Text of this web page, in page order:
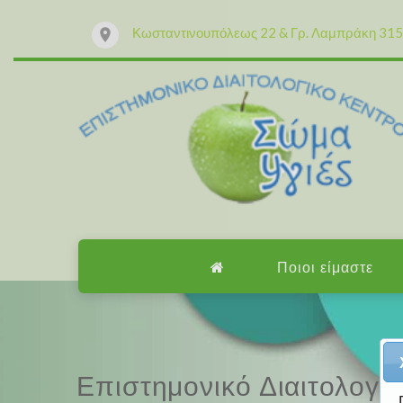
Κωσταντινουπόλεως 22 & Γρ. Λαμπράκη 315
Ποιοι είμαστε
Επαγγελματισμός,
Επιστημονικό
Μαζί μας μπορείτε
Επαγγελματισμός,
Επιστημονικό